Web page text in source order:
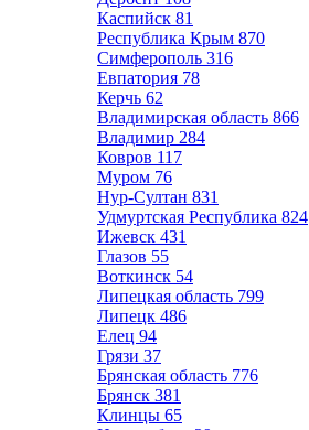
Каспийск 81
Республика Крым 870
Симферополь 316
Евпатория 78
Керчь 62
Владимирская область 866
Владимир 284
Ковров 117
Муром 76
Нур-Султан 831
Удмуртская Республика 824
Ижевск 431
Глазов 55
Воткинск 54
Липецкая область 799
Липецк 486
Елец 94
Грязи 37
Брянская область 776
Брянск 381
Клинцы 65